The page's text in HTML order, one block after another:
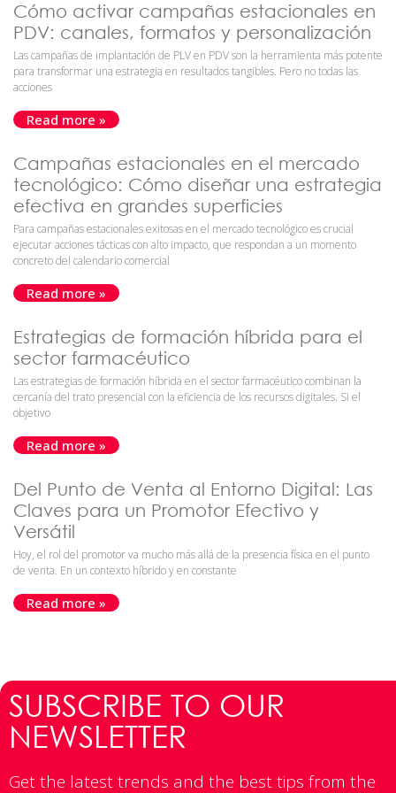
Cómo activar campañas estacionales en
PDV: canales, formatos y personalización
Las campañas de implantación de PLV en PDV son la herramienta más potente
para transformar una estrategia en resultados tangibles. Pero no todas las
acciones
Read more »
Campañas estacionales en el mercado
tecnológico: Cómo diseñar una estrategia
efectiva en grandes superficies
Para campañas estacionales exitosas en el mercado tecnológico es crucial
ejecutar acciones tácticas con alto impacto, que respondan a un momento
concreto del calendario comercial
Read more »
Estrategias de formación híbrida para el
sector farmacéutico
Las estrategias de formación híbrida en el sector farmacéutico combinan la
cercanía del trato presencial con la eficiencia de los recursos digitales. Si el
objetivo
Read more »
Del Punto de Venta al Entorno Digital: Las
Claves para un Promotor Efectivo y
Versátil
Hoy, el rol del promotor va mucho más allá de la presencia física en el punto
de venta. En un contexto híbrido y en constante
Read more »
SUBSCRIBE TO OUR
NEWSLETTER
Get the latest trends and the best tips from the